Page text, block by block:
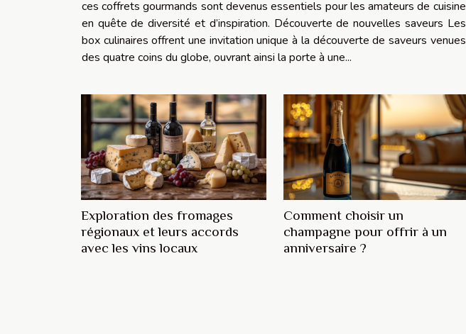
ces coffrets gourmands sont devenus essentiels pour les amateurs de cuisine
en quête de diversité et d’inspiration. Découverte de nouvelles saveurs Les
box culinaires offrent une invitation unique à la découverte de saveurs venues
des quatre coins du globe, ouvrant ainsi la porte à une...
Exploration des fromages
régionaux et leurs accords
avec les vins locaux
Comment choisir un
champagne pour offrir à un
anniversaire ?